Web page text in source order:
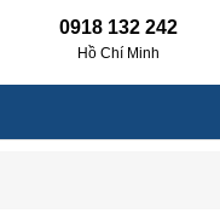
0918 132 242
Hồ Chí Minh